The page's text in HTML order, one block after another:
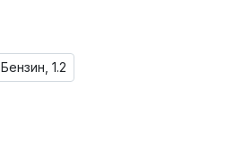
Бензин, 1.2